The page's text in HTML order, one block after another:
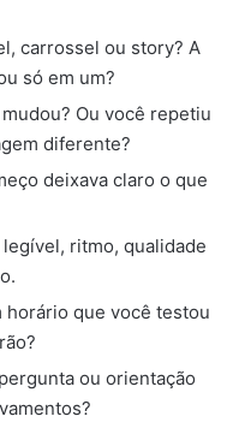
carrossel ou story? A
só em um?
Ou você repetiu
diferente?
deixava claro o que
ritmo, qualidade
horário que você testou
ou orientação